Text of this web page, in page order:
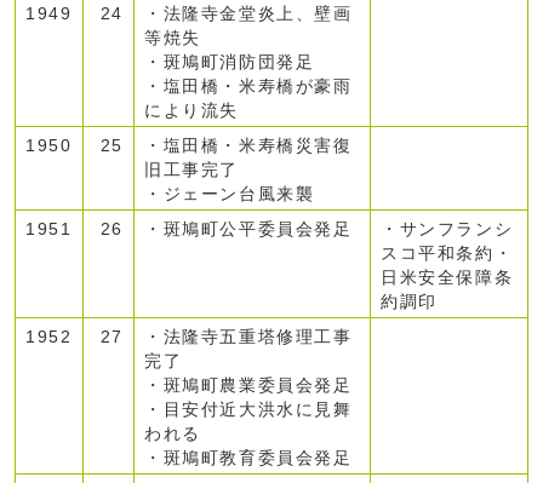
1949
24
・法隆寺金堂炎上、壁画
等焼失
・斑鳩町消防団発足
・塩田橋・米寿橋が豪雨
により流失
1950
25
・塩田橋・米寿橋災害復
旧工事完了
・ジェーン台風来襲
1951
26 ・斑鳩町公平委員会発足
・サンフランシ
スコ平和条約・
日米安全保障条
約調印
1952
27
・法隆寺五重塔修理工事
完了
・斑鳩町農業委員会発足
・目安付近大洪水に見舞
われる
・斑鳩町教育委員会発足